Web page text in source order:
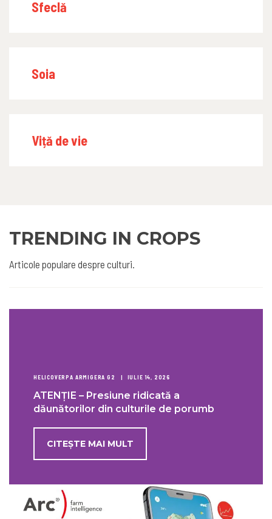
Sfeclă
Soia
Viță de vie
TRENDING IN CROPS
Articole populare despre culturi.
HELICOVERPA ARMIGERA G2 IULIE 14, 2026
ATENȚIE – Presiune ridicată a
dăunătorilor din culturile de porumb
CITEȘTE MAI MULT